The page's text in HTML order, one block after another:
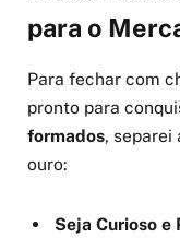
para o
Para fechar com
pronto para
formados, separei
ouro:
Seja Curioso e